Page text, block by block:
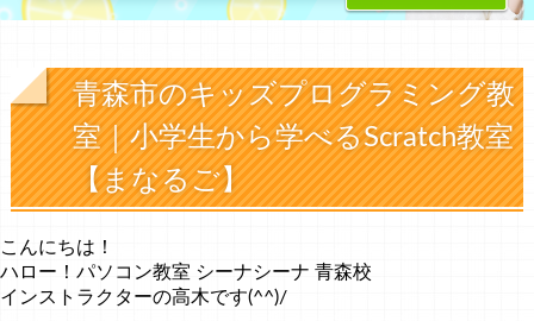
青森市のキッズプログラミング教
室｜小学生から学べるScratch教室
【まなるご】
こんにちは！
ハロー！パソコン教室 シーナシーナ 青森校
インストラクターの高木です(^^)/